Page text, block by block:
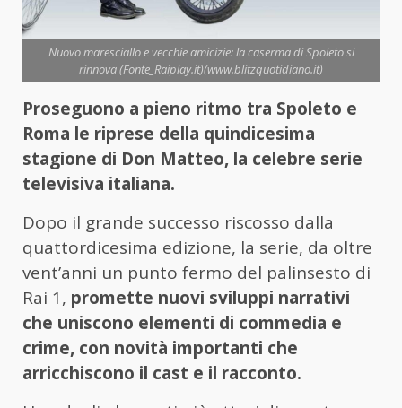
Nuovo maresciallo e vecchie amicizie: la caserma di Spoleto si
rinnova (Fonte_Raiplay.it)(www.blitzquotidiano.it)
Proseguono a pieno ritmo tra Spoleto e
Roma le riprese della quindicesima
stagione di Don Matteo, la celebre serie
televisiva italiana.
Dopo il grande successo riscosso dalla
quattordicesima edizione, la serie, da oltre
vent’anni un punto fermo del palinsesto di
Rai 1, promette nuovi sviluppi narrativi
che uniscono elementi di commedia e
crime, con novità importanti che
arricchiscono il cast e il racconto.